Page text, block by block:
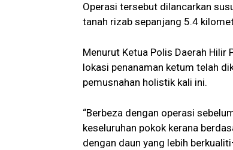
Operasi tersebut dilancarkan
tanah rizab sepanjang 5.4
Menurut Ketua Polis Daerah Hilir
lokasi penanaman ketum telah
pemusnahan holistik kali ini.
“Berbeza dengan operasi
keseluruhan pokok kerana
dengan daun yang lebih